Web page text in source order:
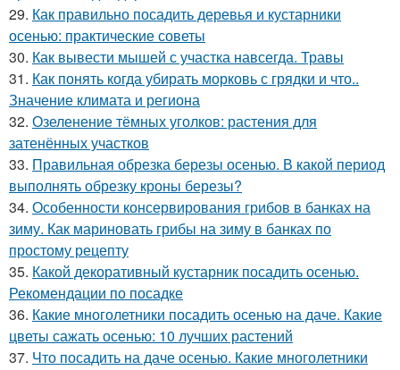
29. Как правильно посадить деревья и кустарники
осенью: практические советы
30. Как вывести мышей с участка навсегда. Травы
31. Как понять когда убирать морковь с грядки и что..
Значение климата и региона
32. Озеленение тёмных уголков: растения для
затенённых участков
33. Правильная обрезка березы осенью. В какой период
выполнять обрезку кроны березы?
34. Особенности консервирования грибов в банках на
зиму. Как мариновать грибы на зиму в банках по
простому рецепту
35. Какой декоративный кустарник посадить осенью.
Рекомендации по посадке
36. Какие многолетники посадить осенью на даче. Какие
цветы сажать осенью: 10 лучших растений
37. Что посадить на даче осенью. Какие многолетники